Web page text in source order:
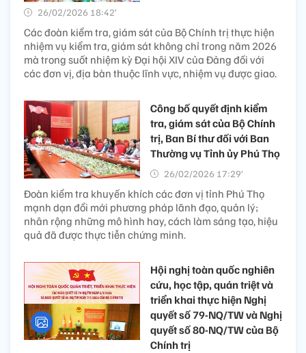
26/02/2026 18:42’
Các đoàn kiểm tra, giám sát của Bộ Chính trị thực hiện
nhiệm vụ kiểm tra, giám sát không chỉ trong năm 2026
mà trong suốt nhiệm kỳ Đại hội XIV của Đảng đối với
các đơn vị, địa bàn thuộc lĩnh vực, nhiệm vụ được giao.
Công bố quyết định kiểm
tra, giám sát của Bộ Chính
trị, Ban Bí thư đối với Ban
Thường vụ Tỉnh ủy Phú Thọ
26/02/2026 17:29’
Đoàn kiểm tra khuyến khích các đơn vị tỉnh Phú Thọ
mạnh dạn đổi mới phương pháp lãnh đạo, quản lý;
nhân rộng những mô hình hay, cách làm sáng tạo, hiệu
quả đã được thực tiễn chứng minh.
Hội nghị toàn quốc nghiên
cứu, học tập, quán triệt và
triển khai thực hiện Nghị
quyết số 79-NQ/TW và Nghị
quyết số 80-NQ/TW của Bộ
Chính trị